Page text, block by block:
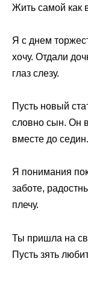
Жить самой как
Я с днем
хочу. Отдали
глаз слезу.
Пусть новый
словно сын. Он
вместе до седин.
Я понимания
заботе,
плечу.
Ты пришла на
Пусть зять